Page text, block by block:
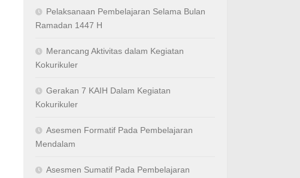
Pelaksanaan Pembelajaran Selama Bulan
Ramadan 1447 H
Merancang Aktivitas dalam Kegiatan
Kokurikuler
Gerakan 7 KAIH Dalam Kegiatan
Kokurikuler
Asesmen Formatif Pada Pembelajaran
Mendalam
Asesmen Sumatif Pada Pembelajaran